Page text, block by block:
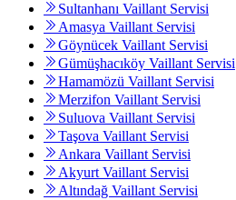
Sultanhanı Vaillant Servisi
Amasya Vaillant Servisi
Göynücek Vaillant Servisi
Gümüşhacıköy Vaillant Servisi
Hamamözü Vaillant Servisi
Merzifon Vaillant Servisi
Suluova Vaillant Servisi
Taşova Vaillant Servisi
Ankara Vaillant Servisi
Akyurt Vaillant Servisi
Altındağ Vaillant Servisi